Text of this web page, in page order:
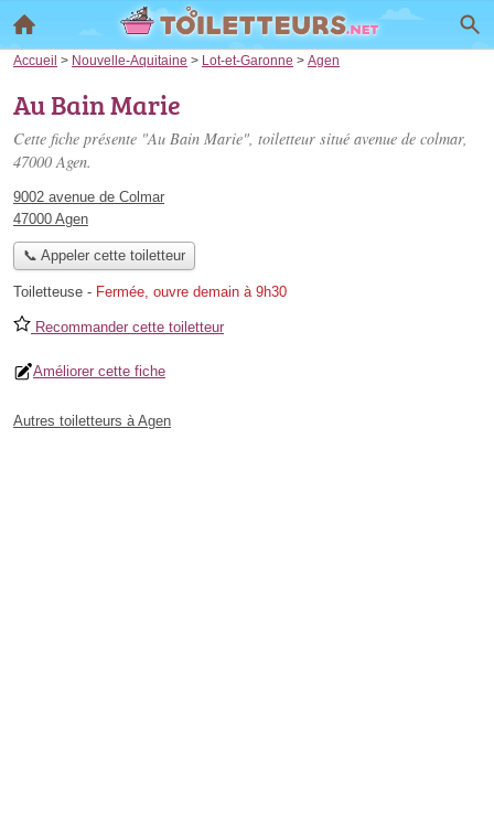
Accueil > Nouvelle-Aquitaine > Lot-et-Garonne > Agen
Au Bain Marie
Cette fiche présente "Au Bain Marie", toiletteur situé avenue de colmar,
47000 Agen.
9002 avenue de Colmar
47000 Agen
📞 Appeler cette toiletteur
Toiletteuse - Fermée, ouvre demain à 9h30
Recommander cette toiletteur
Améliorer cette fiche
Autres toiletteurs à Agen